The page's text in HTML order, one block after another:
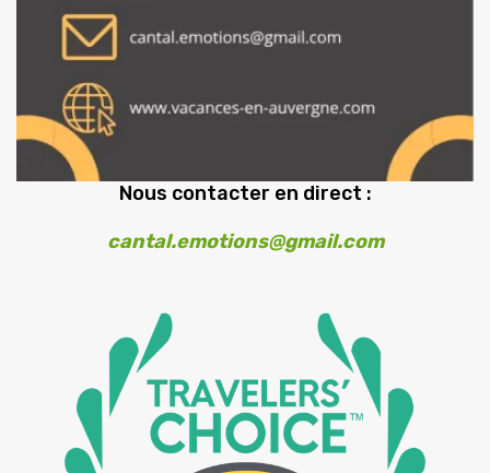
Nous contacter en direct :
cantal.emotions@gmail.com